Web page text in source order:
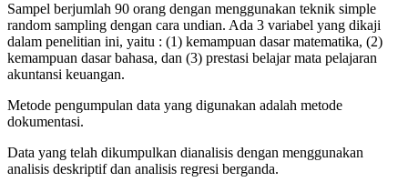
Sampel berjumlah 90 orang dengan menggunakan teknik simple
random sampling dengan cara undian. Ada 3 variabel yang dikaji
dalam penelitian ini, yaitu : (1) kemampuan dasar matematika, (2)
kemampuan dasar bahasa, dan (3) prestasi belajar mata pelajaran
akuntansi keuangan.
Metode pengumpulan data yang digunakan adalah metode
dokumentasi.
Data yang telah dikumpulkan dianalisis dengan menggunakan
analisis deskriptif dan analisis regresi berganda.